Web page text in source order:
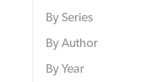
By Series
By Author
By Year